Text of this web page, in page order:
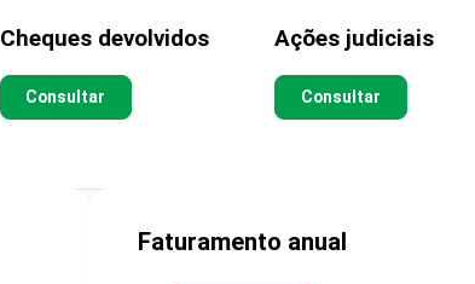
Cheques devolvidos
Consultar
Ações judiciais
Consultar
Faturamento anual